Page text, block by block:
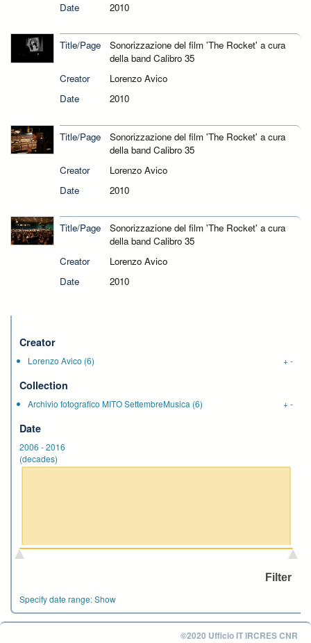
Date
2010
Title/Page
Sonorizzazione del film 'The Rocket' a cura
della band Calibro 35
Creator
Lorenzo Avico
Date
2010
Title/Page
Sonorizzazione del film 'The Rocket' a cura
della band Calibro 35
Creator
Lorenzo Avico
Date
2010
Title/Page
Sonorizzazione del film 'The Rocket' a cura
della band Calibro 35
Creator
Lorenzo Avico
Date
2010
Creator
Lorenzo Avico (6) +-
Collection
Archivio fotografico MITO SettembreMusica (6) +-
Date
2006 -2016
(decades)
Specify date range:Show
©2020 Ufficio IT IRCRES CNR